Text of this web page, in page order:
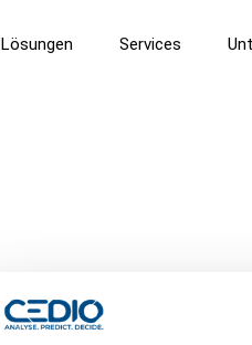
Lösungen Services